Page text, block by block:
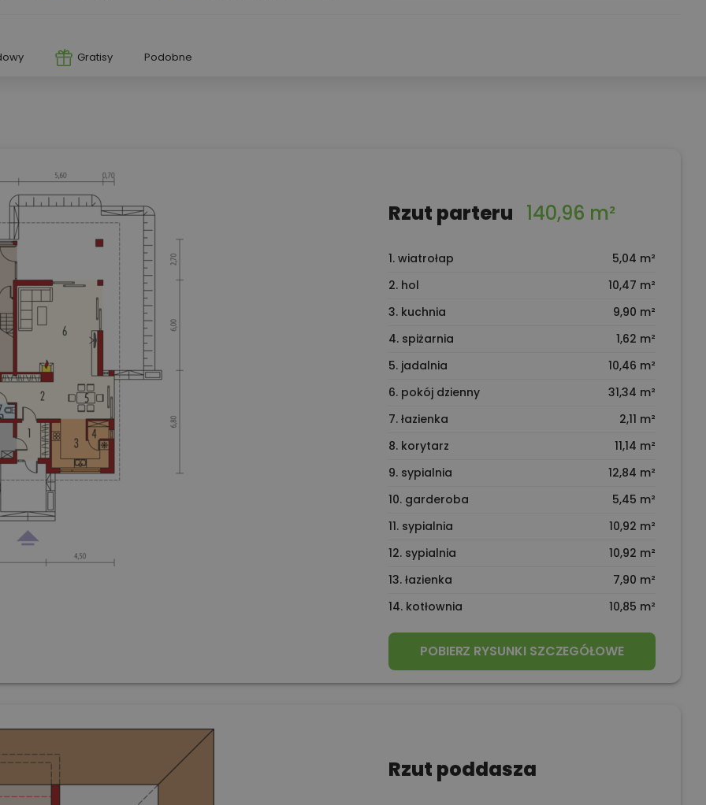
Gratisy Podobne
Rzut parteru 140,96 m²
1. wiatrołap
5,04 m²
2. hol
10,47 m²
3. kuchnia
9,90 m²
4. spiżarnia
1,62 m²
5. jadalnia
10,46 m²
6. pokój dzienny
31,34 m²
7. łazienka
2,11 m²
8. korytarz
11,14 m²
9. sypialnia
12,84 m²
10. garderoba
5,45 m²
11. sypialnia
10,92 m²
12. sypialnia
10,92 m²
13. łazienka
7,90 m²
14. kotłownia
10,85 m²
POBIERZ RYSUNKI SZCZEGÓŁOWE
Rzut poddasza